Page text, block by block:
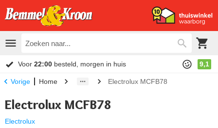
Voor 22:00 besteld, morgen in huis 9,1
Vorige Home Electrolux MCFB78
Electrolux MCFB78
Electrolux